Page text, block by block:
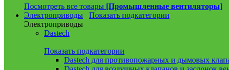
Посмотреть все товары [Промышленные вентиляторы]
Электроприводы
Показать подкатегории
Электроприводы
Dastech
Показать подкатегории
Dastech для противопожарных и дымовых